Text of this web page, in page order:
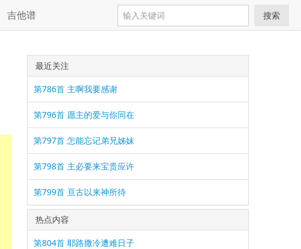
吉他谱 搜索
最近关注
第786首 主啊我要感谢
第796首 愿主的爱与你同在
第797首 怎能忘记弟兄姊妹
第798首 主必要来宝贵应许
第799首 亘古以来神所待
热点内容
第804首 耶路撒冷遭难日子